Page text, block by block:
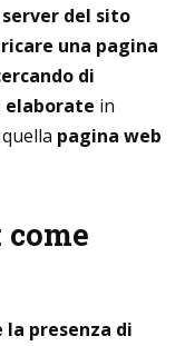
del sito
una pagina
di
elaborate in
pagina web
come
presenza di